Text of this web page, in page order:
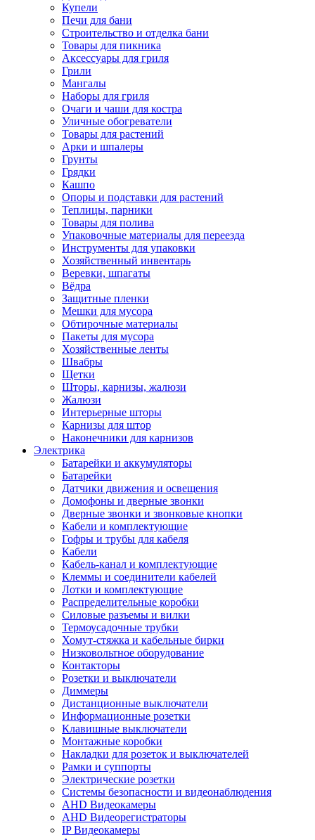
Купели
Печи для бани
Строительство и отделка бани
Товары для пикника
Аксессуары для гриля
Грили
Мангалы
Наборы для гриля
Очаги и чаши для костра
Уличные обогреватели
Товары для растений
Арки и шпалеры
Грунты
Грядки
Кашпо
Опоры и подставки для растений
Теплицы, парники
Товары для полива
Упаковочные материалы для переезда
Инструменты для упаковки
Хозяйственный инвентарь
Веревки, шпагаты
Вёдра
Защитные пленки
Мешки для мусора
Обтирочные материалы
Пакеты для мусора
Хозяйственные ленты
Швабры
Щетки
Шторы, карнизы, жалюзи
Жалюзи
Интерьерные шторы
Карнизы для штор
Наконечники для карнизов
Электрика
Батарейки и аккумуляторы
Батарейки
Датчики движения и освещения
Домофоны и дверные звонки
Дверные звонки и звонковые кнопки
Кабели и комплектующие
Гофры и трубы для кабеля
Кабели
Кабель-канал и комплектующие
Клеммы и соединители кабелей
Лотки и комплектующие
Распределительные коробки
Силовые разъемы и вилки
Термоусадочные трубки
Хомут-стяжка и кабельные бирки
Низковольтное оборудование
Контакторы
Розетки и выключатели
Диммеры
Дистанционные выключатели
Информационные розетки
Клавишные выключатели
Монтажные коробки
Накладки для розеток и выключателей
Рамки и суппорты
Электрические розетки
Системы безопасности и видеонаблюдения
AHD Видеокамеры
AHD Видеорегистраторы
IP Видеокамеры